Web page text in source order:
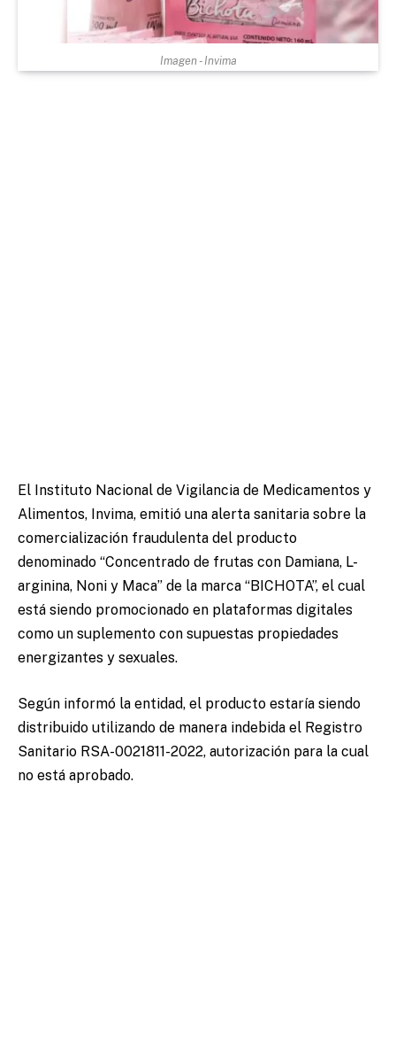
Imagen - Invima
El Instituto Nacional de Vigilancia de Medicamentos y
Alimentos, Invima, emitió una alerta sanitaria sobre la
comercialización fraudulenta del producto
denominado “Concentrado de frutas con Damiana, L-
arginina, Noni y Maca” de la marca “BICHOTA”, el cual
está siendo promocionado en plataformas digitales
como un suplemento con supuestas propiedades
energizantes y sexuales.
Según informó la entidad, el producto estaría siendo
distribuido utilizando de manera indebida el Registro
Sanitario RSA-0021811-2022, autorización para la cual
no está aprobado.